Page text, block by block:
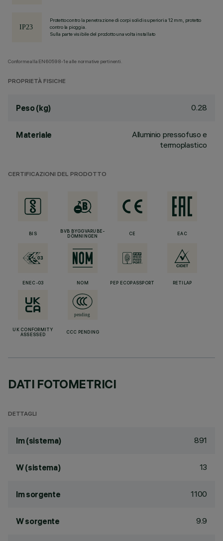
Protetto contro la penetrazione di corpi solidi superiori a 12 mm, protetto
contro la pioggia.
Sulla parte visibile del prodotto una volta installato
Conforme alla EN60598-1 e alle normative pertinenti.
PROPRIETÀ FISICHE
Peso (kg) 0.28
Materiale
Alluminio pressofuso e
termoplastico
CERTIFICAZIONI DEL PRODOTTO
BIS
BVB BYGGVARUBE-
DÖMNINGEN
CE EAC
ENEC-03 NOM PEP ECOPASSPORT RETILAP
UK CONFORMITY
ASSESSED
CCC PENDING
DATI FOTOMETRICI
DETTAGLI
lm (sistema) 891
W (sistema) 13
lm sorgente 1100
W sorgente 9.9